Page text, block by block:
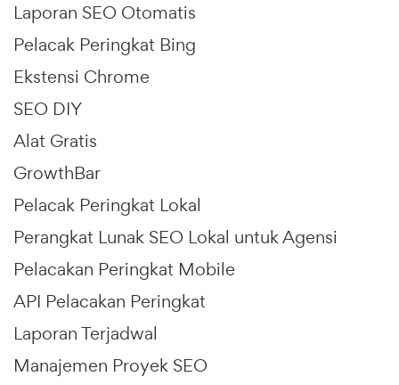
Laporan SEO Otomatis
Pelacak Peringkat Bing
Ekstensi Chrome
SEO DIY
Alat Gratis
GrowthBar
Pelacak Peringkat Lokal
Perangkat Lunak SEO Lokal untuk Agensi
Pelacakan Peringkat Mobile
API Pelacakan Peringkat
Laporan Terjadwal
Manajemen Proyek SEO